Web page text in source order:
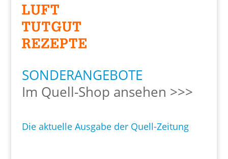
SONDERANGEBOTE
Im Quell-Shop ansehen >>>
Die aktuelle Ausgabe der Quell-Zeitung